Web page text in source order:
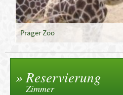
Prager Zoo
Reservierung
Zimmer